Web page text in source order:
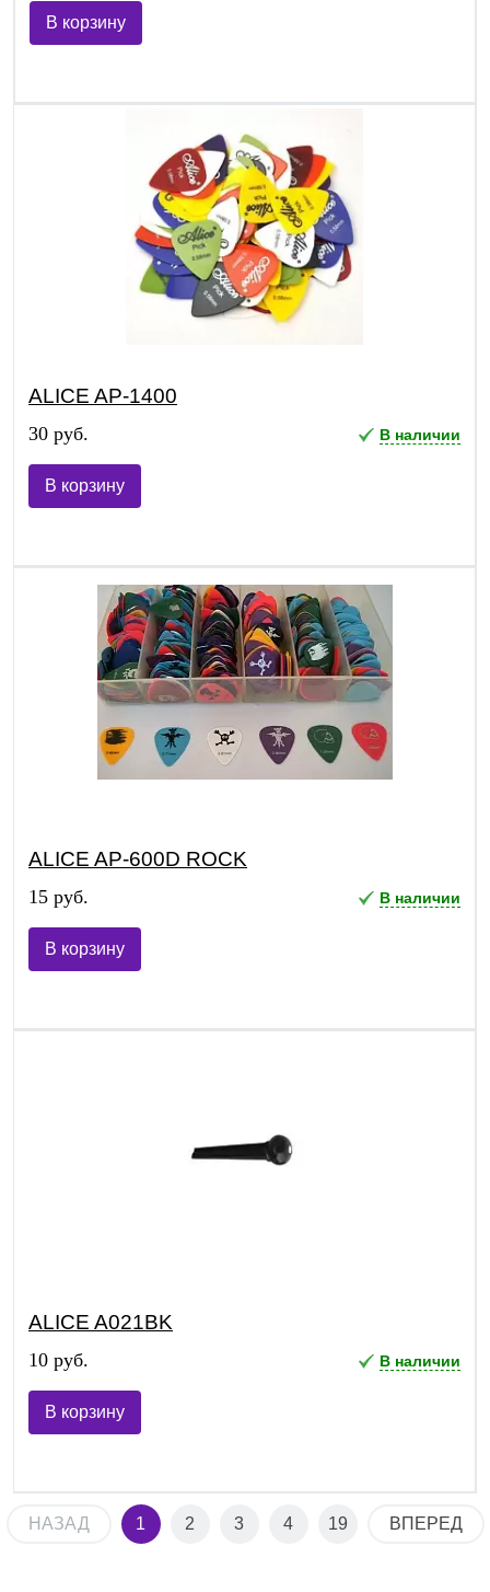
В корзину
ALICE AP-1400
30 руб. В наличии
В корзину
ALICE AP-600D ROCK
15 руб. В наличии
В корзину
ALICE A021BK
10 руб. В наличии
В корзину
НАЗАД 1 2 3 4 19 ВПЕРЕД